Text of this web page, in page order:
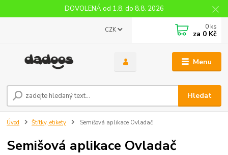
DOVOLENÁ od 1.8. do 8.8. 2026
Menu
CZK
Hledat
0 ks
za 0 Kč
Úvod Štítky, etikety Semišová aplikace Ovladač
Semišová aplikace Ovladač